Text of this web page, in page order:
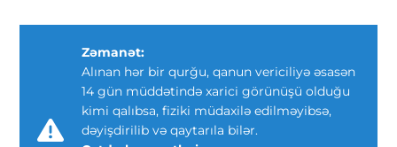
Zəmanət:
Alınan hər bir qurğu, qanun vericiliyə əsasən
14 gün müddətində xarici görünüşü olduğu
kimi qalıbsa, fiziki müdaxilə edilməyibsə,
dəyişdirilib və qaytarıla bilər.